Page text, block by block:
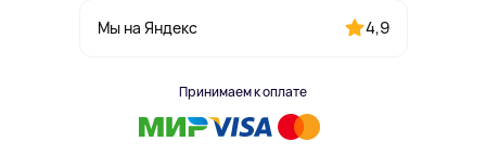
Мы на Яндекс 4,9
Принимаем к оплате